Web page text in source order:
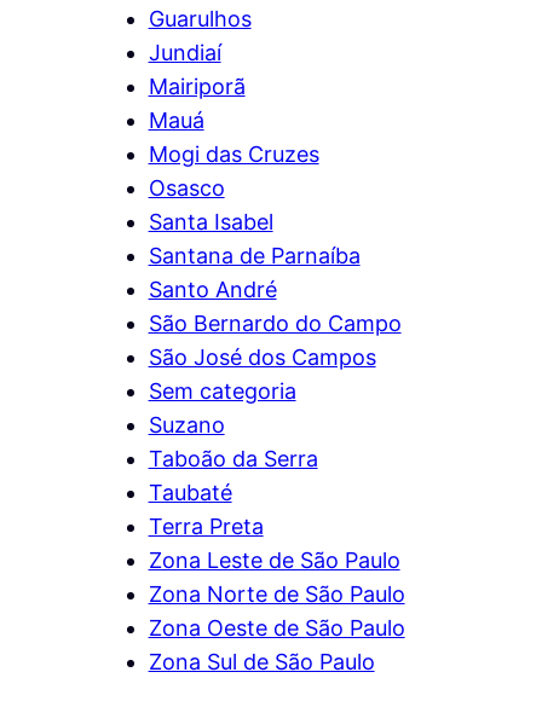
Guarulhos
Jundiaí
Mairiporã
Mauá
Mogi das Cruzes
Osasco
Santa Isabel
Santana de Parnaíba
Santo André
São Bernardo do Campo
São José dos Campos
Sem categoria
Suzano
Taboão da Serra
Taubaté
Terra Preta
Zona Leste de São Paulo
Zona Norte de São Paulo
Zona Oeste de São Paulo
Zona Sul de São Paulo